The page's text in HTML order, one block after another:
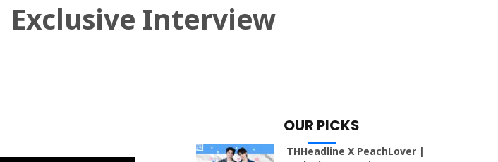
Exclusive Interview
OUR PICKS
THHeadline X PeachLover |